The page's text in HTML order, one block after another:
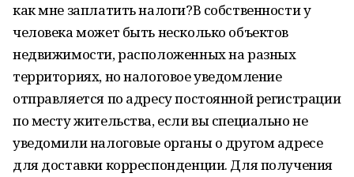
как мне заплатить налоги?В собственности у
человека может быть несколько объектов
недвижимости, расположенных на разных
территориях, но налоговое уведомление
отправляется по адресу постоянной регистрации
по месту жительства, если вы специально не
уведомили налоговые органы о другом адресе
для доставки корреспонденции. Для получения